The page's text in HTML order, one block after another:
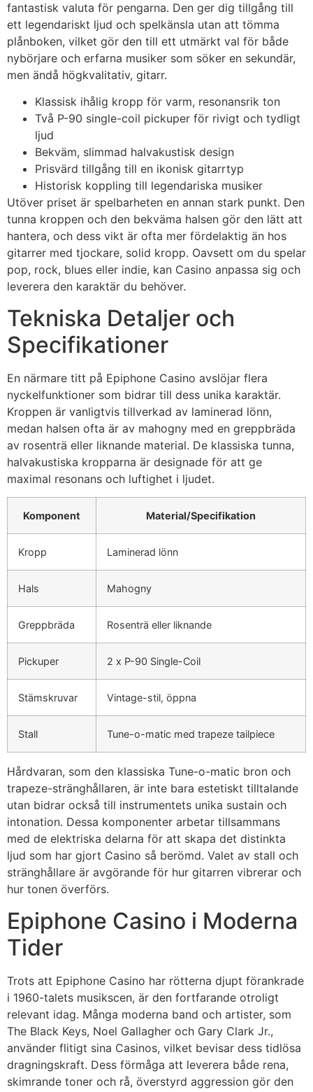
fantastisk valuta för pengarna. Den ger dig tillgång till
ett legendariskt ljud och spelkänsla utan att tömma
plånboken, vilket gör den till ett utmärkt val för både
nybörjare och erfarna musiker som söker en sekundär,
men ändå högkvalitativ, gitarr.
Klassisk ihålig kropp för varm, resonansrik ton
Två P-90 single-coil pickuper för rivigt och tydligt
ljud
Bekväm, slimmad halvakustisk design
Prisvärd tillgång till en ikonisk gitarrtyp
Historisk koppling till legendariska musiker
Utöver priset är spelbarheten en annan stark punkt. Den
tunna kroppen och den bekväma halsen gör den lätt att
hantera, och dess vikt är ofta mer fördelaktig än hos
gitarrer med tjockare, solid kropp. Oavsett om du spelar
pop, rock, blues eller indie, kan Casino anpassa sig och
leverera den karaktär du behöver.
Tekniska Detaljer och
Specifikationer
En närmare titt på Epiphone Casino avslöjar flera
nyckelfunktioner som bidrar till dess unika karaktär.
Kroppen är vanligtvis tillverkad av laminerad lönn,
medan halsen ofta är av mahogny med en greppbräda
av rosenträ eller liknande material. De klassiska tunna,
halvakustiska kropparna är designade för att ge
maximal resonans och luftighet i ljudet.
Komponent Material/Specifikation
Kropp Laminerad lönn
Hals Mahogny
Greppbräda Rosenträ eller liknande
Pickuper 2 x P-90 Single-Coil
Stämskruvar Vintage-stil, öppna
Stall Tune-o-matic med trapeze tailpiece
Hårdvaran, som den klassiska Tune-o-matic bron och
trapeze-stränghållaren, är inte bara estetiskt tilltalande
utan bidrar också till instrumentets unika sustain och
intonation. Dessa komponenter arbetar tillsammans
med de elektriska delarna för att skapa det distinkta
ljud som har gjort Casino så berömd. Valet av stall och
stränghållare är avgörande för hur gitarren vibrerar och
hur tonen överförs.
Epiphone Casino i Moderna
Tider
Trots att Epiphone Casino har rötterna djupt förankrade
i 1960-talets musikscen, är den fortfarande otroligt
relevant idag. Många moderna band och artister, som
The Black Keys, Noel Gallagher och Gary Clark Jr.,
använder flitigt sina Casinos, vilket bevisar dess tidlösa
dragningskraft. Dess förmåga att leverera både rena,
skimrande toner och rå, överstyrd aggression gör den